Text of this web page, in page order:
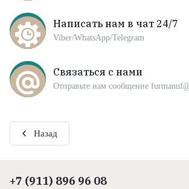
Написать нам в чат 24/7
Viber/WhatsApp/Telegram
Связаться с нами
Отправьте нам сообщение
Назад
+7 (911) 896 96 08